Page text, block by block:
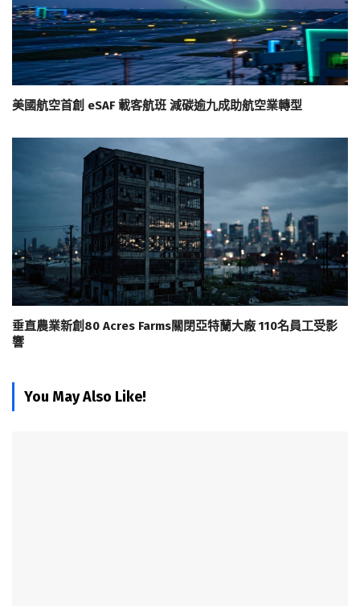
美國航空首創 eSAF 載客航班 減碳逾九成助航空業轉型
垂直農業新創80 Acres Farms關閉亞特蘭大廠 110名員工受影
響
You May Also Like!